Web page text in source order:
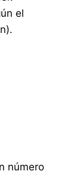
el
número